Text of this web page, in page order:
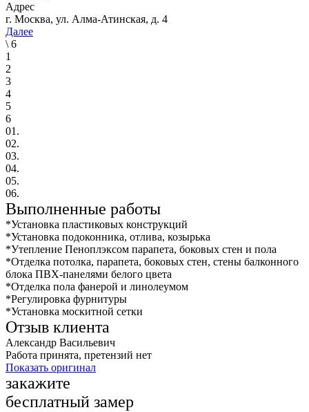
Адрес
г. Москва, ул. Алма-Атинская, д. 4
Далее
\ 6
1
2
3
4
5
6
01.
02.
03.
04.
05.
06.
Выполненные работы
*Установка пластиковых конструкций
*Установка подоконника, отлива, козырька
*Утепление Пеноплэксом парапета, боковых стен и пола
*Отделка потолка, парапета, боковых стен, стены балконного
блока ПВХ-панелями белого цвета
*Отделка пола фанерой и линолеумом
*Регулировка фурнитуры
*Установка москитной сетки
Отзыв клиента
Александр Васильевич
Работа принята, претензий нет
Показать оригинал
закажите
бесплатный замер